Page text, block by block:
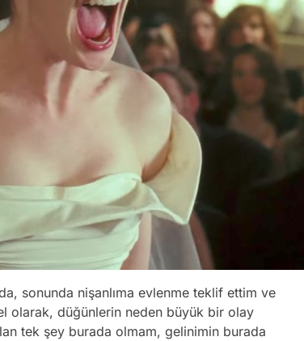
sonunda nişanlıma evlenme teklif ettim ve
olarak, düğünlerin neden büyük bir olay
tek şey burada olmam, gelinimin burada